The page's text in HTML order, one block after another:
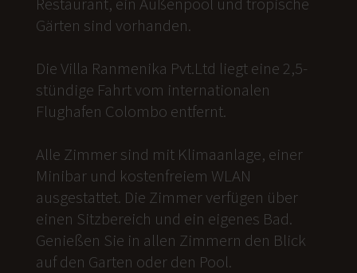
Gärten sind vorhanden.
Die Villa Ranmenika Pvt.Ltd liegt eine 2,5-
stündige Fahrt vom internationalen
Flughafen Colombo entfernt.
Alle Zimmer sind mit Klimaanlage, einer
Minibar und kostenfreiem WLAN
ausgestattet. Die Zimmer verfügen über
einen Sitzbereich und ein eigenes Bad.
Genießen Sie in allen Zimmern den Blick
auf den Garten oder den Pool.